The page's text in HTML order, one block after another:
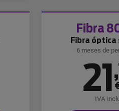
Fibra
Fibra óptica
6 meses de
21,
IVA